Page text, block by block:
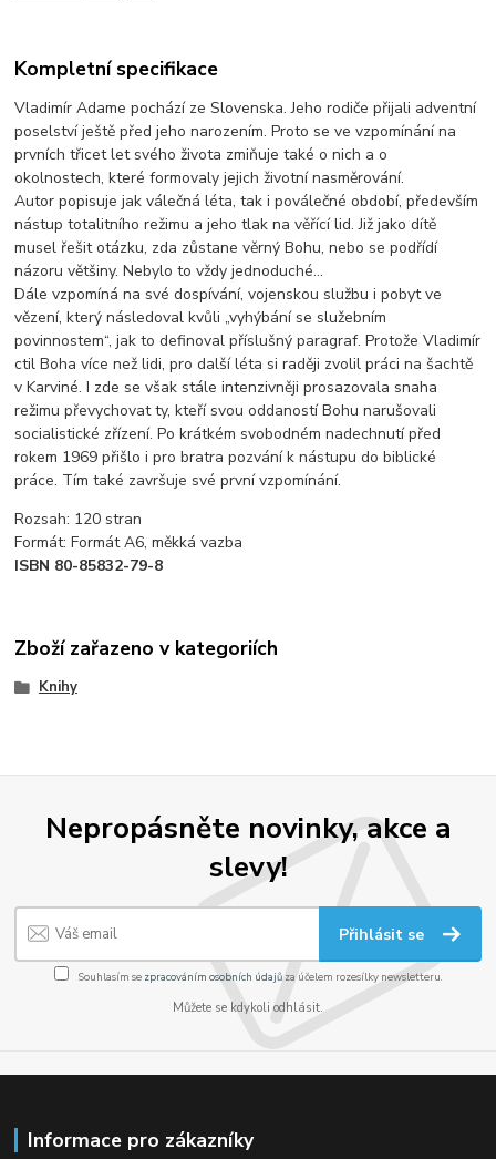
Kompletní specifikace
Vladimír Adame pochází ze Slovenska. Jeho rodiče přijali adventní
poselství ještě před jeho narozením. Proto se ve vzpomínání na
prvních třicet let svého života zmiňuje také o nich a o
okolnostech, které formovaly jejich životní nasměrování.
Autor popisuje jak válečná léta, tak i poválečné období, především
nástup totalitního režimu a jeho tlak na věřící lid. Již jako dítě
musel řešit otázku, zda zůstane věrný Bohu, nebo se podřídí
názoru většiny. Nebylo to vždy jednoduché…
Dále vzpomíná na své dospívání, vojenskou službu i pobyt ve
vězení, který následoval kvůli „vyhýbání se služebním
povinnostem“, jak to definoval příslušný paragraf. Protože Vladimír
ctil Boha více než lidi, pro další léta si raději zvolil práci na šachtě
v Karviné. I zde se však stále intenzivněji prosazovala snaha
režimu převychovat ty, kteří svou oddaností Bohu narušovali
socialistické zřízení. Po krátkém svobodném nadechnutí před
rokem 1969 přišlo i pro bratra pozvání k nástupu do biblické
práce. Tím také završuje své první vzpomínání.
Rozsah: 120 stran
Formát: Formát A6, měkká vazba
ISBN 80-85832-79-8
Zboží zařazeno v kategoriích
Knihy
Nepropásněte novinky, akce a
slevy!
Přihlásit se
Souhlasím se zpracováním osobních údajůza účelem rozesílky newsletteru.
Můžete se kdykoli odhlásit.
Informace pro zákazníky